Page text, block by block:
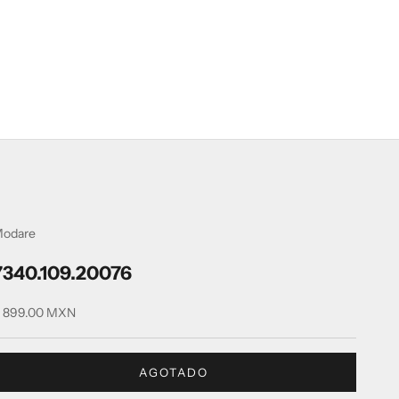
de oferta
899.00 MXN
AGOTADO